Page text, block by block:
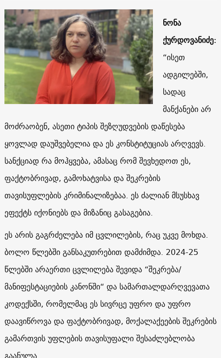
ნონა
ქურდოვანიძე:
“ისეთ
ადგილებში,
სადაც
მანქანები არ
მოძრაობენ, ასეთი ტიპის შეზღუდვების დაწესება
ყოვლად დაუშვებელია და ეს კონსტიტუციას არღვევს.
სანქციად რა მოჰყვება, ამასაც რომ შევხედოთ ეს,
ფაქტობრივად, გამოხატვისა და შეკრების
თავისუფლების კრიმინალიზებაა. ეს ძალიან მსუსხავ
ეფექტს იქონიებს და მიზანიც გასაგებია.
ეს არის გაგრძელება იმ ცვლილების, რაც უკვე მოხდა.
ბოლო წლებში განსაკუთრებით დამძიმდა. 2024-25
წლებში არაერთი ცვლილება შევიდა “შეკრება/
მანიფესტაციების კანონში“ და სამართალდარღვევათა
კოდექსში, რომელმაც ეს სივრცე უფრო და უფრო
დაავიწროვა და ფაქტობრივად, მოქალაქეების შეკრების
გამართვის უფლების თავისუფალი შესაძლებლობა